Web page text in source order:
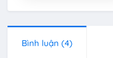
Bình luận (4)